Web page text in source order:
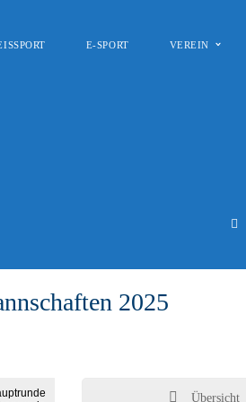
E-SPORT VEREIN
2025
Übersicht